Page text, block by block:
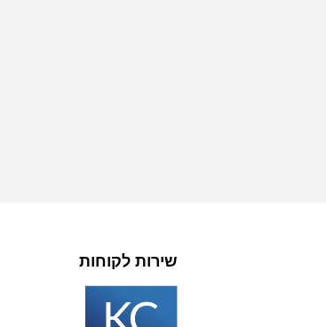
שירות לקוחות